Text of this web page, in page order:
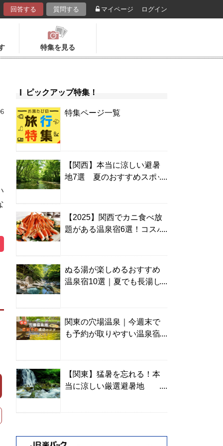
回答する 質問する マイページ ログイン
特集を見る
ピックアップ特集！
特集ページ一覧
【関西】本当に涼しい避暑
地7選 夏のおすすめスポッ
【2025】関西でカニ食べ放
題がある温泉宿6選！コスパ
ぬる湯が楽しめるおすすめ
温泉宿10選｜夏でも長湯し
関東の穴場温泉｜今週末で
も予約が取りやすい温泉宿
【関東】猛暑を忘れる！本
当に涼しい厳選避暑地